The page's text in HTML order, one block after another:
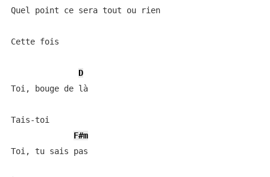
Quel point ce sera tout ou rien
Cette fois
D
Toi, bouge de là
Tais-toi
F#m
Toi, tu sais pas